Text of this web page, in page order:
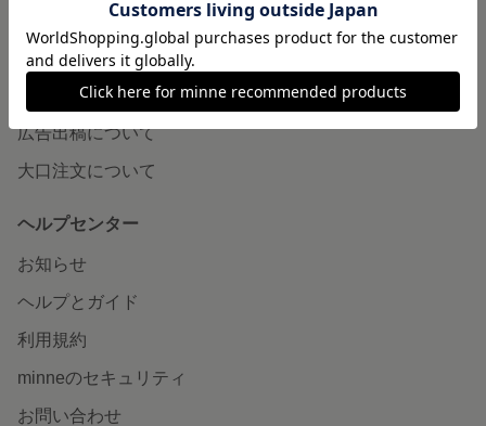
minneの本
企業の方へ
広告出稿について
大口注文について
ヘルプセンター
お知らせ
ヘルプとガイド
利用規約
minneのセキュリティ
お問い合わせ